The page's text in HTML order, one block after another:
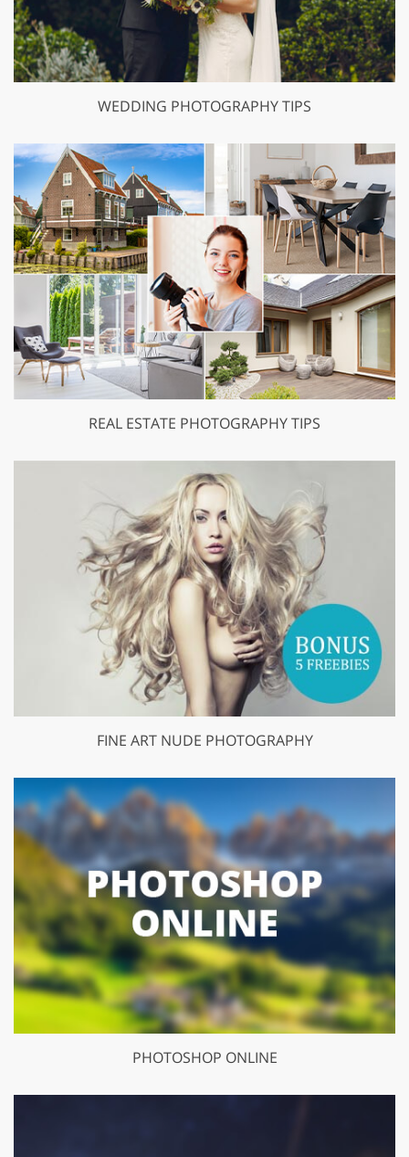
WEDDING PHOTOGRAPHY TIPS
REAL ESTATE PHOTOGRAPHY TIPS
FINE ART NUDE PHOTOGRAPHY
PHOTOSHOP ONLINE